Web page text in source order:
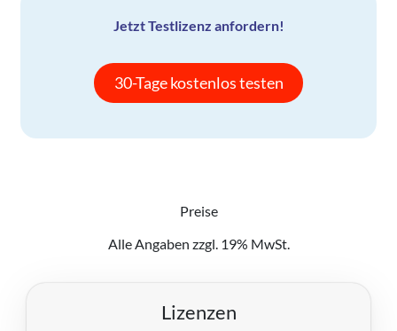
Jetzt Testlizenz anfordern!
30-Tage kostenlos testen
Preise
Alle Angaben zzgl. 19% MwSt.
Lizenzen